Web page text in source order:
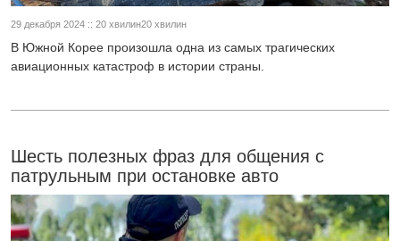
29 декабря 2024 :: 20 хвилин20 хвилин
В Южной Корее произошла одна из самых трагических
авиационных катастроф в истории страны.
Шесть полезных фраз для общения с
патрульным при остановке авто